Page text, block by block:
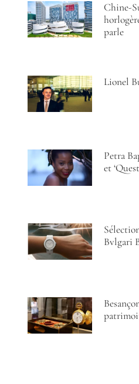
Chine-
parle
Lionel
Petra
et
Bvlgari